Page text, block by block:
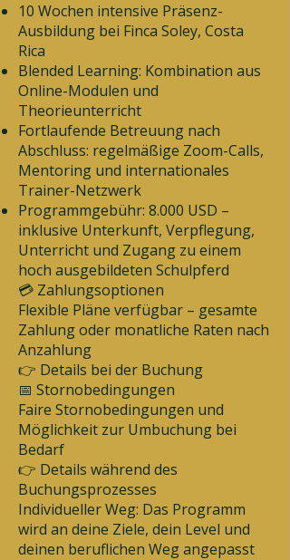
10 Wochen intensive Präsenz-
Ausbildung bei Finca Soley, Costa
Rica
Blended Learning: Kombination aus
Online-Modulen und
Theorieunterricht
Fortlaufende Betreuung nach
Abschluss: regelmäßige Zoom-Calls,
Mentoring und internationales
Trainer-Netzwerk
Programmgebühr: 8.000 USD –
inklusive Unterkunft, Verpflegung,
Unterricht und Zugang zu einem
hoch ausgebildeten Schulpferd
💳 Zahlungsoptionen
Flexible Pläne verfügbar – gesamte
Zahlung oder monatliche Raten nach
Anzahlung
👉 Details bei der Buchung
📅 Stornobedingungen
Faire Stornobedingungen und
Möglichkeit zur Umbuchung bei
Bedarf
👉 Details während des
Buchungsprozesses
Individueller Weg: Das Programm
wird an deine Ziele, dein Level und
deinen beruflichen Weg angepasst